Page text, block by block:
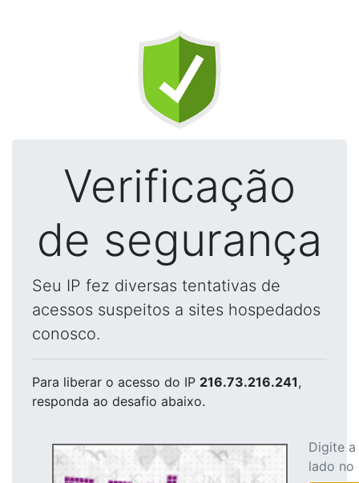
Verificação
de segurança
Seu IP fez diversas tentativas de
acessos suspeitos a sites hospedados
conosco.
Para liberar o acesso do IP 216.73.216.241,
responda ao desafio abaixo.
Digite
lado no